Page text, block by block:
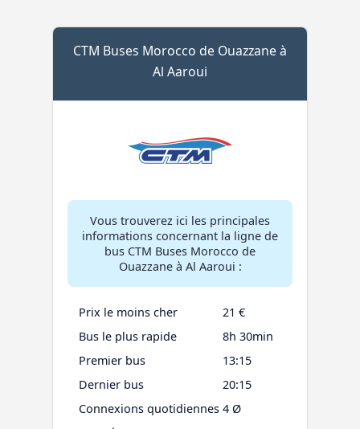
CTM Buses Morocco de Ouazzane à
Al Aaroui
Vous trouverez ici les principales
informations concernant la ligne de
bus CTM Buses Morocco de
Ouazzane à Al Aaroui :
Prix le moins cher
21 €
Bus le plus rapide
8h 30min
Premier bus
13:15
Dernier bus
20:15
Connexions quotidiennes 4 Ø